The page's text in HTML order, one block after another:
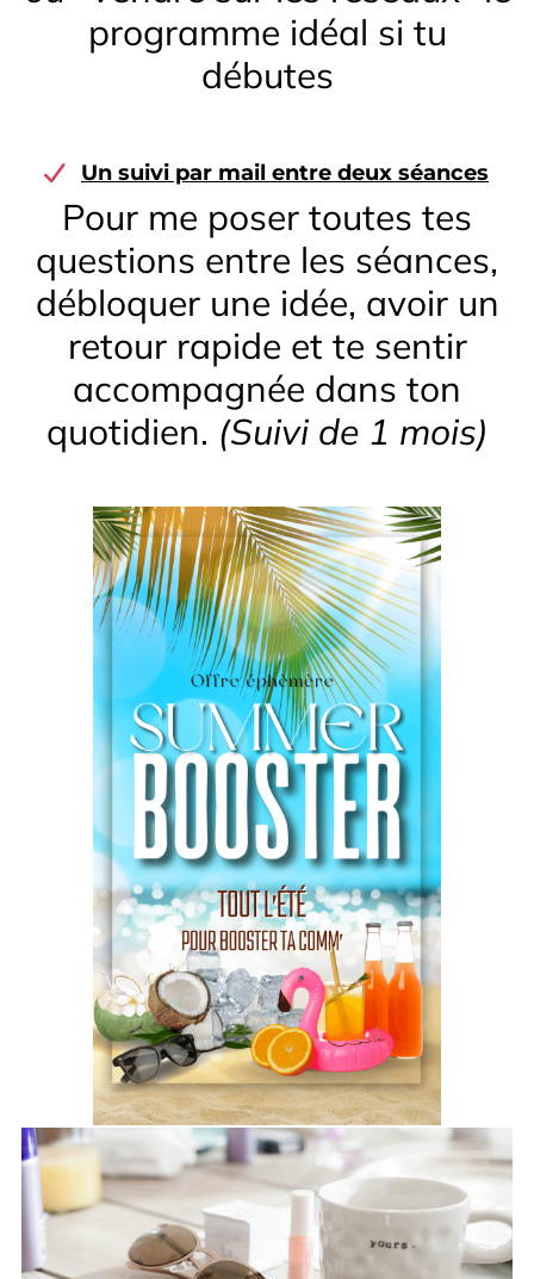
programme idéal si tu
débutes
Un suivi par mail entre deux séances
Pour me poser toutes tes
questions entre les séances,
débloquer une idée, avoir un
retour rapide et te sentir
accompagnée dans ton
quotidien. (Suivi de 1 mois)